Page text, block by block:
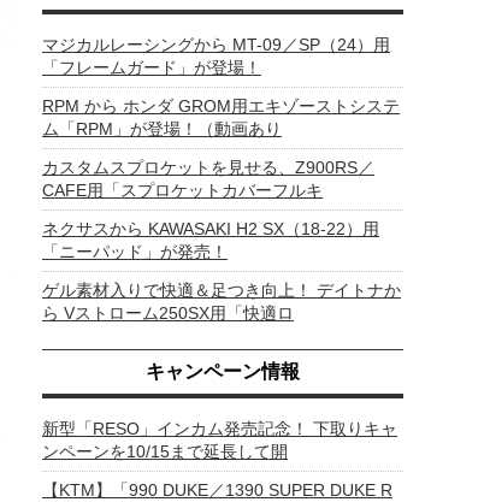
マジカルレーシングから MT-09／SP（24）用
「フレームガード」が登場！
RPM から ホンダ GROM用エキゾーストシステ
ム「RPM」が登場！（動画あり
カスタムスプロケットを見せる、Z900RS／
CAFE用「スプロケットカバーフルキ
ネクサスから KAWASAKI H2 SX（18-22）用
「ニーパッド」が発売！
ゲル素材入りで快適＆足つき向上！ デイトナか
ら Vストローム250SX用「快適ロ
キャンペーン情報
新型「RESO」インカム発売記念！ 下取りキャ
ンペーンを10/15まで延長して開
【KTM】「990 DUKE／1390 SUPER DUKE R